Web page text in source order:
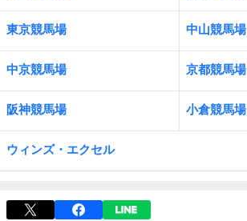
東京競馬場 中山競馬場
中京競馬場 京都競馬場
阪神競馬場 小倉競馬場
ウィンズ・エクセル